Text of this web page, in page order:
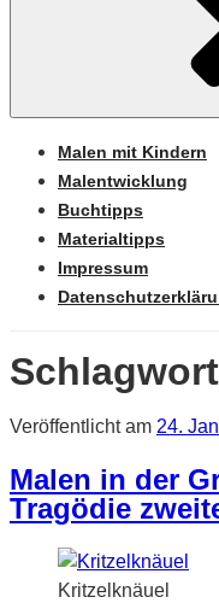
Malen mit Kindern
Malentwicklung
Buchtipps
Materialtipps
Impressum
Veröffentlicht am 24.
Malen in der
Tragödie
Kritzelknäuel